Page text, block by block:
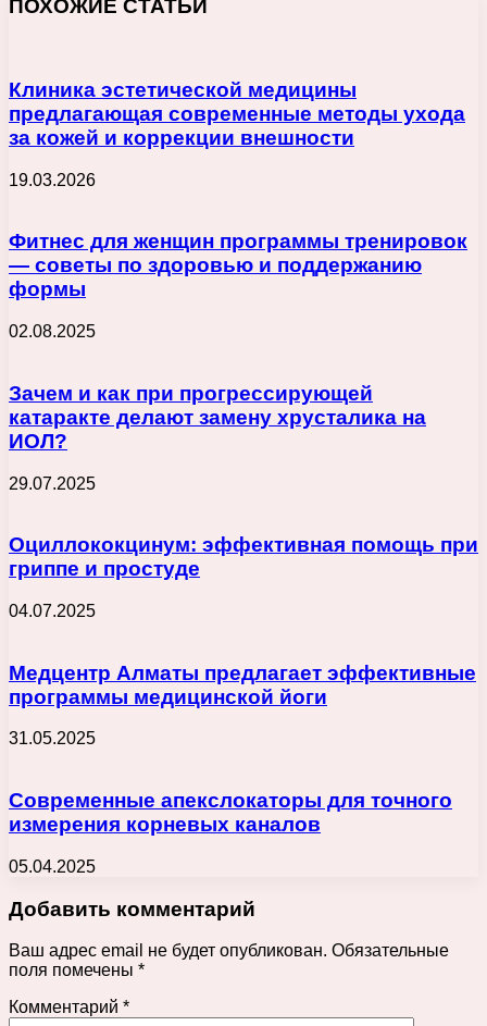
ПОХОЖИЕ СТАТЬИ
Клиника эстетической медицины
предлагающая современные методы ухода
за кожей и коррекции внешности
19.03.2026
Фитнес для женщин программы тренировок
— советы по здоровью и поддержанию
формы
02.08.2025
Зачем и как при прогрессирующей
катаракте делают замену хрусталика на
ИОЛ?
29.07.2025
Оциллококцинум: эффективная помощь при
гриппе и простуде
04.07.2025
Медцентр Алматы предлагает эффективные
программы медицинской йоги
31.05.2025
Современные апекслокаторы для точного
измерения корневых каналов
05.04.2025
Добавить комментарий
Ваш адрес email не будет опубликован. Обязательные
поля помечены *
Комментарий *